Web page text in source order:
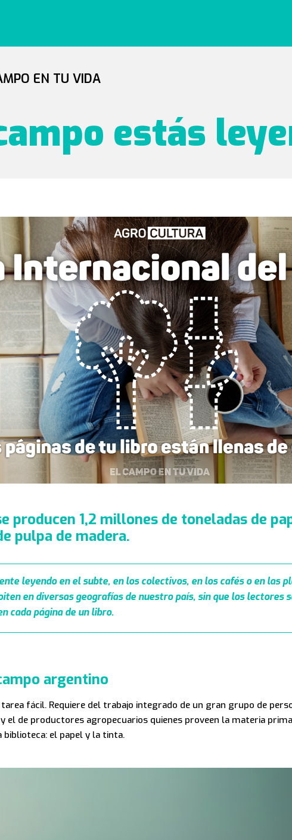
EN TU VIDA
estás
producen 1,2 millones de toneladas de
pulpa de madera.
leyendo en el subte, en los colectivos, en los cafés o en las
en diversas geografías de nuestro país, sin que los lectores
cada página de un libro.
argentino
fácil. Requiere del trabajo integrado de un gran grupo de
el de productores agropecuarios quienes proveen la materia
el papel y la tinta.